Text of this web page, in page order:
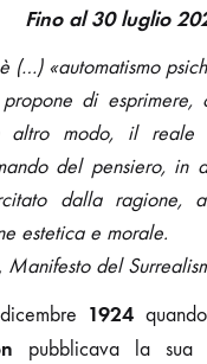
Fino al 30 luglio
(…) «automatismo
di
altro modo, il reale
del pensiero, in
dalla
estetica e morale.
Manifesto del
1924
pubblicava la sua